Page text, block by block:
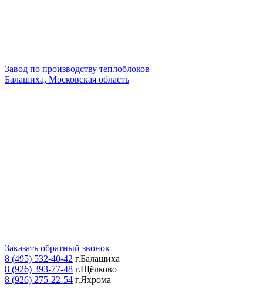
Завод по производству теплоблоков
Балашиха, Московская область
Заказать обратный звонок
8 (495) 532-40-42 г.Балашиха
8 (926) 393-77-48 г.Щёлково
8 (926) 275-22-54 г.Яхрома